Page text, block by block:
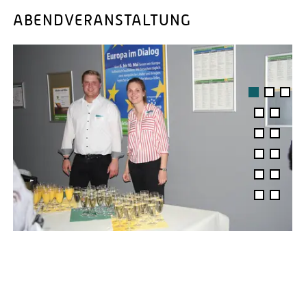
ABENDVERANSTALTUNG
1 2
3
4
5
6
7
8
9
10 11
12 13